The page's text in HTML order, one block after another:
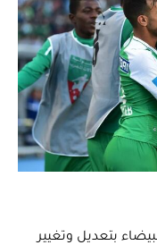
بتعديل وتغيير